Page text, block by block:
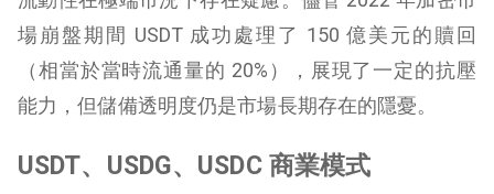
場崩盤期間 USDT 成功處理了 150 億美元的贖回
（相當於當時流通量的 20%），展現了一定的抗壓
能力，但儲備透明度仍是市場長期存在的隱憂。
USDT、USDG、USDC 商業模式